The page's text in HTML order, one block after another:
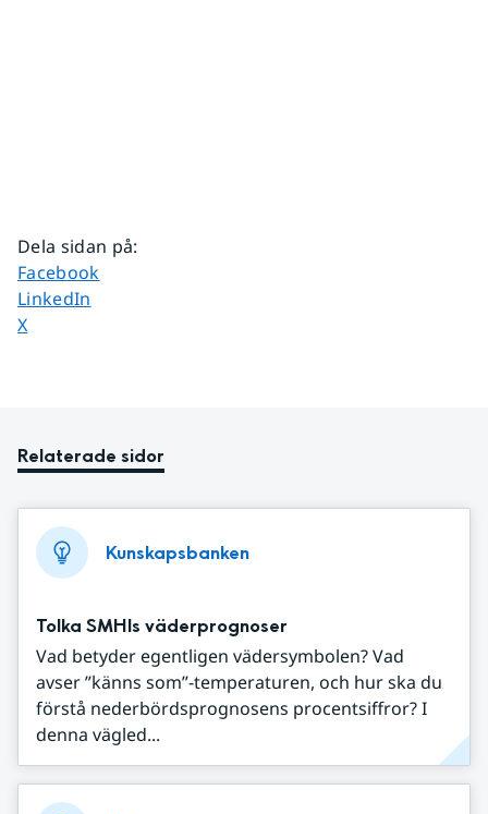
Dela sidan på:
Dela sidan på
Facebook
Dela sidan på
LinkedIn
Dela sidan på
X
Relaterade sidor
Kunskapsbanken
Tolka SMHIs väderprognoser
Vad betyder egentligen vädersymbolen? Vad
avser ”känns som”-temperaturen, och hur ska du
förstå nederbördsprognosens procentsiffror? I
denna vägled...